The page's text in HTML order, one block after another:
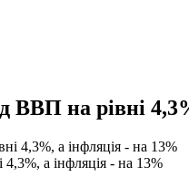
ВВП на рівні
а інфляція - на 13%